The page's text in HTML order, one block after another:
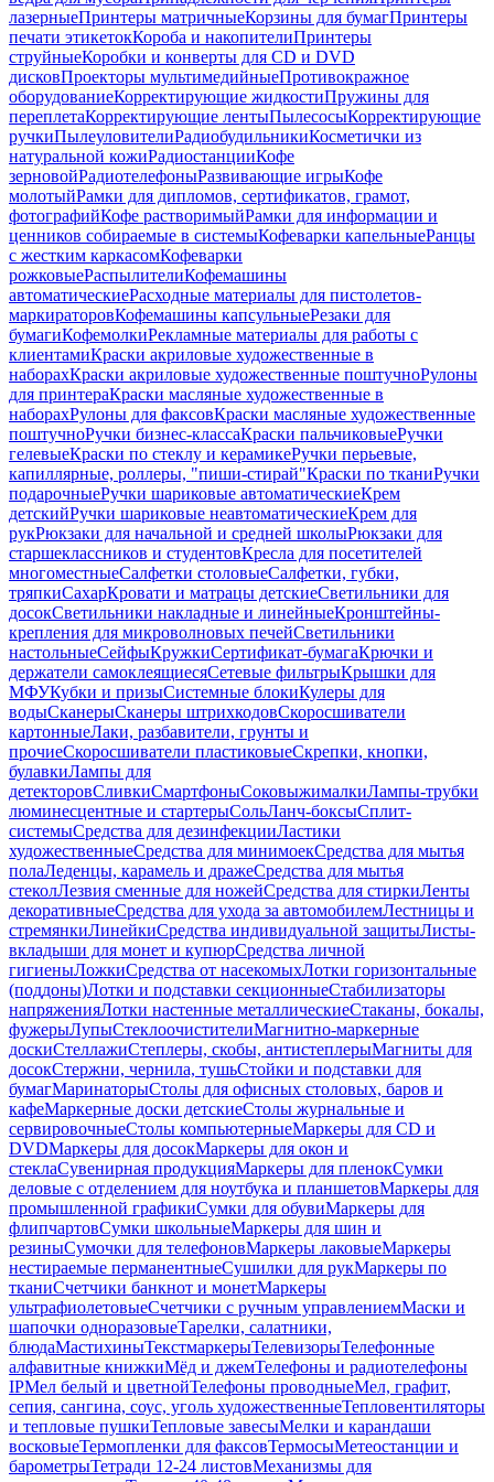
лазерныеПринтеры матричныеКорзины для бумагПринтеры
печати этикетокКороба и накопителиПринтеры
струйныеКоробки и конверты для CD и DVD
дисковПроекторы мультимедийныеПротивокражное
оборудованиеКорректирующие жидкостиПружины для
переплетаКорректирующие лентыПылесосыКорректирующие
ручкиПылеуловителиРадиобудильникиКосметички из
натуральной кожиРадиостанцииКофе
зерновойРадиотелефоныРазвивающие игрыКофе
молотыйРамки для дипломов, сертификатов, грамот,
фотографийКофе растворимыйРамки для информации и
ценников собираемые в системыКофеварки капельныеРанцы
с жестким каркасомКофеварки
рожковыеРаспылителиКофемашины
автоматическиеРасходные материалы для пистолетов-
маркираторовКофемашины капсульныеРезаки для
бумагиКофемолкиРекламные материалы для работы с
клиентамиКраски акриловые художественные в
наборахКраски акриловые художественные поштучноРулоны
для принтераКраски масляные художественные в
наборахРулоны для факсовКраски масляные художественные
поштучноРучки бизнес-классаКраски пальчиковыеРучки
гелевыеКраски по стеклу и керамикеРучки перьевые,
капиллярные, роллеры, "пиши-стирай"Краски по тканиРучки
подарочныеРучки шариковые автоматическиеКрем
детскийРучки шариковые неавтоматическиеКрем для
рукРюкзаки для начальной и средней школыРюкзаки для
старшеклассников и студентовКресла для посетителей
многоместныеСалфетки столовыеСалфетки, губки,
тряпкиСахарКровати и матрацы детскиеСветильники для
досокСветильники накладные и линейныеКронштейны-
крепления для микроволновых печейСветильники
настольныеСейфыКружкиСертификат-бумагаКрючки и
держатели самоклеящиесяСетевые фильтрыКрышки для
МФУКубки и призыСистемные блокиКулеры для
водыСканерыСканеры штрихкодовСкоросшиватели
картонныеЛаки, разбавители, грунты и
прочиеСкоросшиватели пластиковыеСкрепки, кнопки,
булавкиЛампы для
детекторовСливкиСмартфоныСоковыжималкиЛампы-трубки
люминесцентные и стартерыСольЛанч-боксыСплит-
системыСредства для дезинфекцииЛастики
художественныеСредства для минимоекСредства для мытья
полаЛеденцы, карамель и дражеСредства для мытья
стеколЛезвия сменные для ножейСредства для стиркиЛенты
декоративныеСредства для ухода за автомобилемЛестницы и
стремянкиЛинейкиСредства индивидуальной защитыЛисты-
вкладыши для монет и купюрСредства личной
гигиеныЛожкиСредства от насекомыхЛотки горизонтальные
(поддоны)Лотки и подставки секционныеСтабилизаторы
напряженияЛотки настенные металлическиеСтаканы, бокалы,
фужерыЛупыСтеклоочистителиМагнитно-маркерные
доскиСтеллажиСтеплеры, скобы, антистеплерыМагниты для
досокСтержни, чернила, тушьСтойки и подставки для
бумагМаринаторыСтолы для офисных столовых, баров и
кафеМаркерные доски детскиеСтолы журнальные и
сервировочныеСтолы компьютерныеМаркеры для CD и
DVDМаркеры для досокМаркеры для окон и
стеклаСувенирная продукцияМаркеры для пленокСумки
деловые с отделением для ноутбука и планшетовМаркеры для
промышленной графикиСумки для обувиМаркеры для
флипчартовСумки школьныеМаркеры для шин и
резиныСумочки для телефоновМаркеры лаковыеМаркеры
нестираемые перманентныеСушилки для рукМаркеры по
тканиСчетчики банкнот и монетМаркеры
ультрафиолетовыеСчетчики с ручным управлениемМаски и
шапочки одноразовыеТарелки, салатники,
блюдаМастихиныТекстмаркерыТелевизорыТелефонные
алфавитные книжкиМёд и джемТелефоны и радиотелефоны
IPМел белый и цветнойТелефоны проводныеМел, графит,
сепия, сангина, соус, уголь художественныеТепловентиляторы
и тепловые пушкиТепловые завесыМелки и карандаши
восковыеТермопленки для факсовТермосыМетеостанции и
барометрыТетради 12-24 листовМеханизмы для